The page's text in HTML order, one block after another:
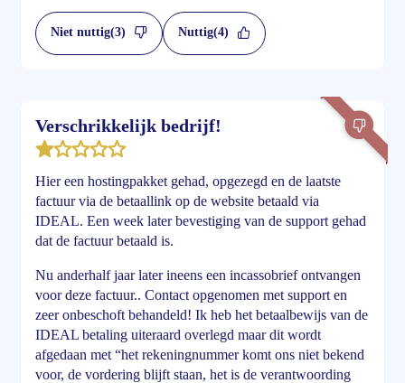
Niet nuttig(3) Nuttig(4)
Verschrikkelijk bedrijf!
Hier een hostingpakket gehad, opgezegd en de laatste
factuur via de betaallink op de website betaald via
IDEAL. Een week later bevestiging van de support gehad
dat de factuur betaald is.
Nu anderhalf jaar later ineens een incassobrief ontvangen
voor deze factuur.. Contact opgenomen met support en
zeer onbeschoft behandeld! Ik heb het betaalbewijs van de
IDEAL betaling uiteraard overlegd maar dit wordt
afgedaan met “het rekeningnummer komt ons niet bekend
voor, de vordering blijft staan, het is de verantwoording